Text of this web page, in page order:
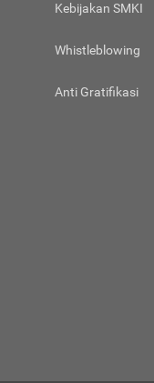
Kebijakan SMKI
Whistleblowing
Anti Gratifikasi